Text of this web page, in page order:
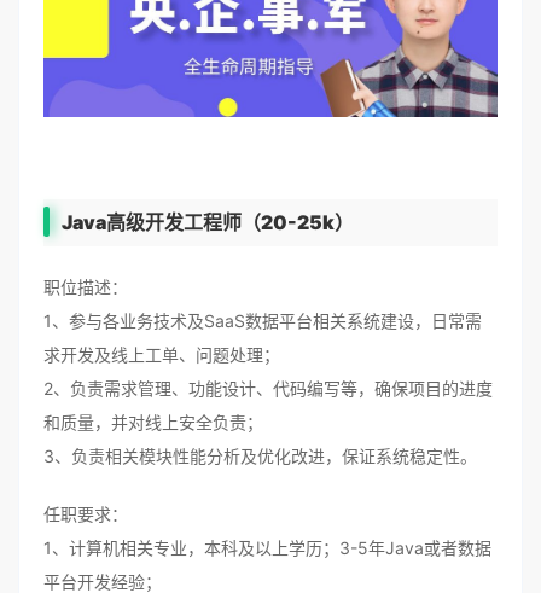
Java高级开发工程师（20-25k）
职位描述：
1、参与各业务技术及SaaS数据平台相关系统建设，日常需
求开发及线上工单、问题处理；
2、负责需求管理、功能设计、代码编写等，确保项目的进度
和质量，并对线上安全负责；
3、负责相关模块性能分析及优化改进，保证系统稳定性。
任职要求：
1、计算机相关专业，本科及以上学历；3-5年Java或者数据
平台开发经验；